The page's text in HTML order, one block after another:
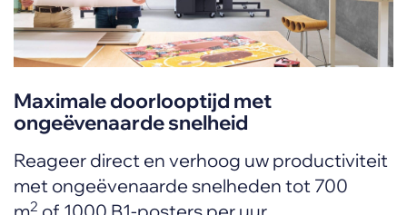
Maximale doorlooptijd met
ongeëvenaarde snelheid
Reageer direct en verhoog uw productiviteit
met ongeëvenaarde snelheden tot 700
2